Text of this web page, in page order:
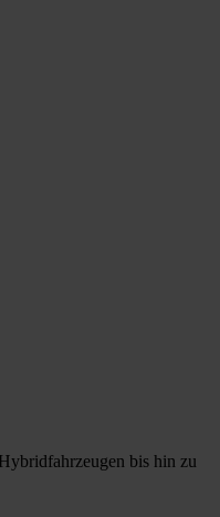
bis hin zu